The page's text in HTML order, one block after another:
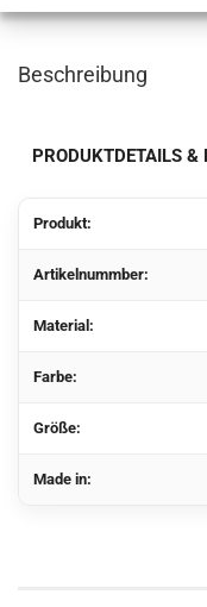
Beschreibung
PRODUKTDETAILS &
Produkt:
Artikelnummber:
Material:
Farbe:
Größe:
Made in: